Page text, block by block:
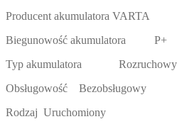
Producent akumulatora VARTA
Biegunowość akumulatora P+
Typ akumulatora Rozruchowy
Obsługowość Bezobsługowy
Rodzaj Uruchomiony